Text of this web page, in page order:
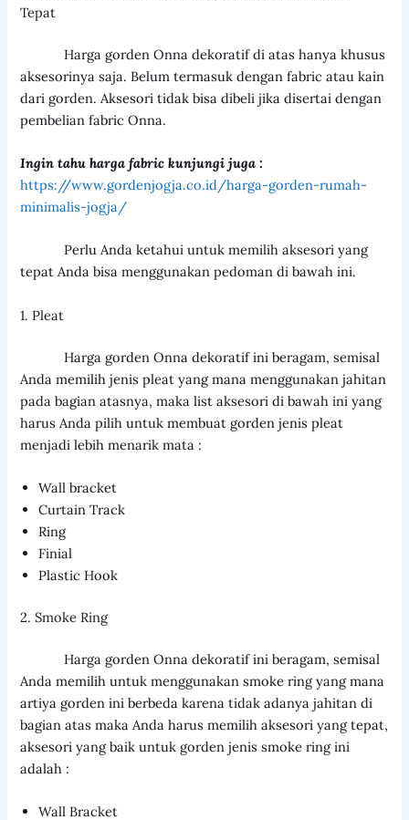
Tepat
Harga gorden Onna dekoratif di atas hanya khusus
aksesorinya saja. Belum termasuk dengan fabric atau kain
dari gorden. Aksesori tidak bisa dibeli jika disertai dengan
pembelian fabric Onna.
Ingin tahu harga fabric kunjungi juga :
https://www.gordenjogja.co.id/harga-gorden-rumah-
minimalis-jogja/
Perlu Anda ketahui untuk memilih aksesori yang
tepat Anda bisa menggunakan pedoman di bawah ini.
1. Pleat
Harga gorden Onna dekoratif ini beragam, semisal
Anda memilih jenis pleat yang mana menggunakan jahitan
pada bagian atasnya, maka list aksesori di bawah ini yang
harus Anda pilih untuk membuat gorden jenis pleat
menjadi lebih menarik mata :
Wall bracket
Curtain Track
Ring
Finial
Plastic Hook
2. Smoke Ring
Harga gorden Onna dekoratif ini beragam, semisal
Anda memilih untuk menggunakan smoke ring yang mana
artiya gorden ini berbeda karena tidak adanya jahitan di
bagian atas maka Anda harus memilih aksesori yang tepat,
aksesori yang baik untuk gorden jenis smoke ring ini
adalah :
Wall Bracket